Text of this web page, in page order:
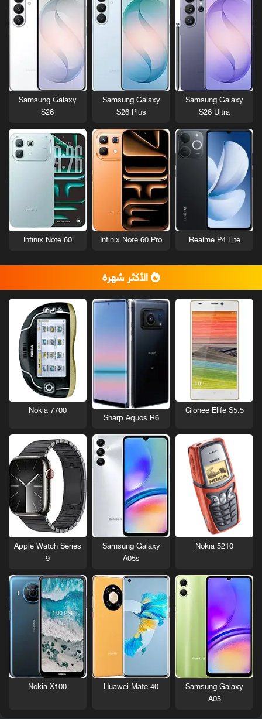
Samsung Galaxy
S26 Ultra
Samsung Galaxy
S26 Plus
Samsung Galaxy
S26
Realme P4 Lite
Infinix Note 60 Pro
Infinix Note 60
الأكثر شهرة
Gionee Elife S5.5
Sharp Aquos R6
Nokia 7700
Nokia 5210
Samsung Galaxy
A05s
Apple Watch Series
9
Samsung Galaxy
A05
Huawei Mate 40
Nokia X100